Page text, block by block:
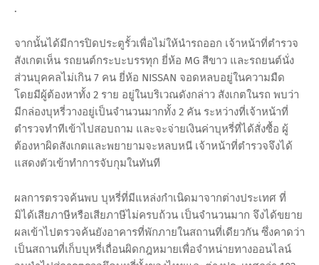
.
จากนั้นได้มีการปิดประตูรั้วเพื่อไม่ให้นำรถออก เจ้าหน้าที่ตำรวจ
สังเกตเห็น รถยนต์กระบะบรรทุก ยี่ห้อ MG สีขาว และรถยนต์นั่ง
ส่วนบุคคลไม่เกิน 7 คน ยี่ห้อ NISSAN จอดหลบอยู่ในความมืด
โดยมีผู้ต้องหาทั้ง 2 ราย อยู่ในบริเวณดังกล่าว สังเกตในรถ พบว่า
มีกล่องบุหรี่วางอยู่เป็นจำนวนมากทั้ง 2 คัน ระหว่างที่เจ้าหน้าที่
ตำรวจทำทีเข้าไปสอบถาม และจะจ่ายเงินค่าบุหรี่ที่ได้สั่งซื้อ ผู้
ต้องหาผิดสังเกตและพยายามจะหลบหนี เจ้าหน้าที่ตำรวจจึงได้
แสดงตัวเข้าทำการจับกุมในทันที
ผลการตรวจค้นพบ บุหรี่ที่มีแหล่งกำเนิดมาจากต่างประเทศ ที่
มิได้เสียภาษีหรือเสียภาษีไม่ครบถ้วน เป็นจำนวนมาก จึงได้ขยาย
ผลเข้าไปตรวจค้นยังอาคารที่พักภายในสถานที่เดียวกัน ซึ่งคาดว่า
เป็นสถานที่เก็บบุหรี่เถื่อนผิดกฎหมายเพื่อจำหน่ายทางออนไลน์